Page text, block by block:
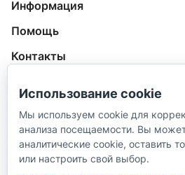
Информация
Помощь
Контакты
г. Краснодар (Центр),
ул. Чкалова, 167
Использование cookie
Мы используем cookie для
анализа посещаемости. Вы
аналитические cookie, оставить
или настроить свой выбор.